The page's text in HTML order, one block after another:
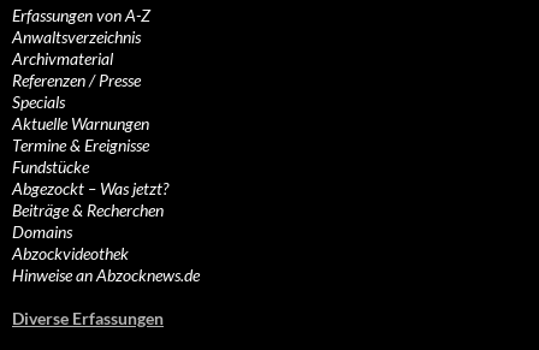
Erfassungen von A-Z
Anwaltsverzeichnis
Archivmaterial
Referenzen / Presse
Specials
Aktuelle Warnungen
Termine & Ereignisse
Fundstücke
Abgezockt – Was jetzt?
Beiträge & Recherchen
Domains
Abzockvideothek
Hinweise an Abzocknews.de
Diverse Erfassungen